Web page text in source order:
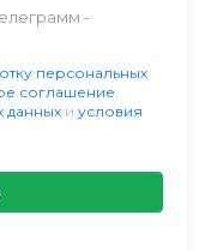
-
персональных
соглашение
данных и условия